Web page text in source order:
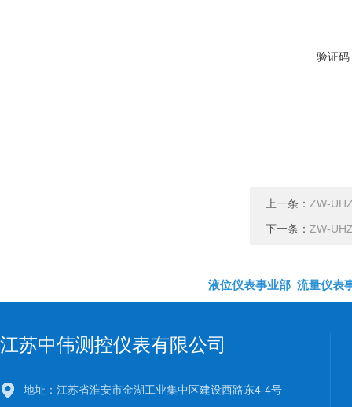
验证码
上一条： ZW-
下一条： ZW-
液位仪表事业部 流量仪表
江苏中伟测控仪表有限公司
地址：江苏省淮安市金湖工业集中区建设西路东4-4号